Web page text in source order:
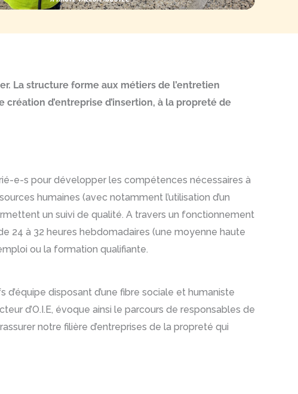
La structure forme aux métiers de l’entretien
d’entreprise d’insertion, à la propreté de
e-s pour développer les compétences nécessaires à
humaines (avec notamment l’utilisation d’un
un suivi de qualité. A travers un fonctionnement
24 à 32 heures hebdomadaires (une moyenne haute
ou la formation qualifiante.
disposant d’une fibre sociale et humaniste
d’O.I.E, évoque ainsi le parcours de responsables de
notre filière d’entreprises de la propreté qui